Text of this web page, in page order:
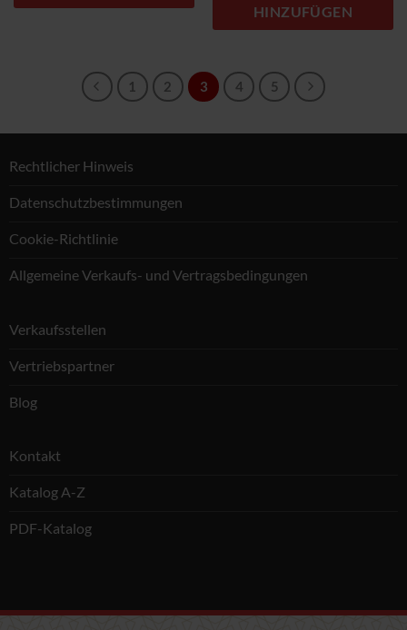
HINZUFÜGEN
1 2 3 4 5
Rechtlicher Hinweis
Datenschutzbestimmungen
Cookie-Richtlinie
Allgemeine Verkaufs- und Vertragsbedingungen
Verkaufsstellen
Vertriebspartner
Blog
Kontakt
Katalog A-Z
PDF-Katalog